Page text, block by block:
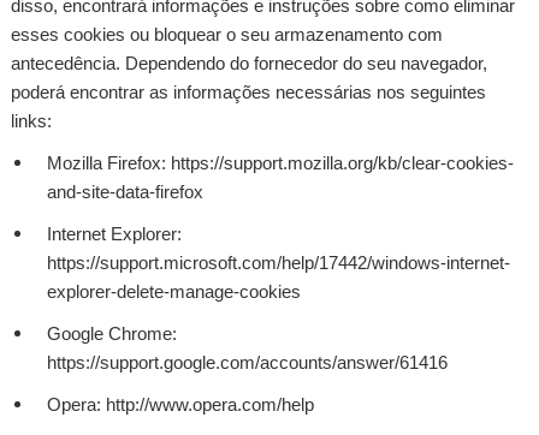
disso, encontrará informações e instruções sobre como eliminar
esses cookies ou bloquear o seu armazenamento com
antecedência. Dependendo do fornecedor do seu navegador,
poderá encontrar as informações necessárias nos seguintes
links:
Mozilla Firefox: https://support.mozilla.org/kb/clear-cookies-
and-site-data-firefox
Internet Explorer:
https://support.microsoft.com/help/17442/windows-internet-
explorer-delete-manage-cookies
Google Chrome:
https://support.google.com/accounts/answer/61416
Opera: http://www.opera.com/help